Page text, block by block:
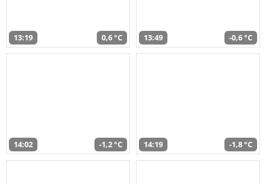
13:19 0,6 °C 13:49 -0,6 °C
14:02 -1,2 °C 14:19 -1,8 °C